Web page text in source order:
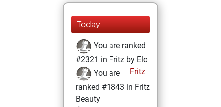
Today
You are ranked
#2321 in Fritz by Elo
Fritz
You are
ranked #1843 in Fritz
Beauty